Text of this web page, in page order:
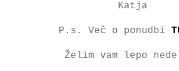
Katja
P.s. Več o ponudbi
Želim vam lepo